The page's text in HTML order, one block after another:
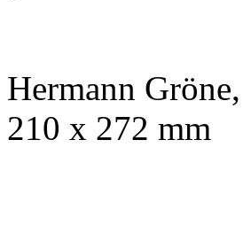
Hermann
210 x 272 mm